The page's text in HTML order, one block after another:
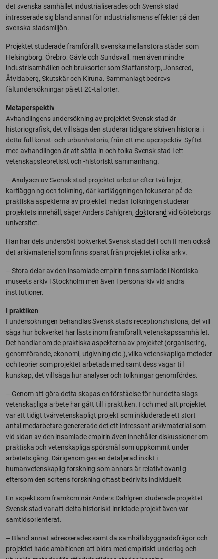
det svenska samhället industrialiserades och Svensk stad
intresserade sig bland annat för industrialismens effekter på den
svenska stadsmiljön.
Projektet studerade framförallt svenska mellanstora städer som
Helsingborg, Örebro, Gävle och Sundsvall, men även mindre
industrisamhällen och bruksorter som Staffanstorp, Jonsered,
Åtvidaberg, Skutskär och Kiruna. Sammanlagt bedrevs
fältundersökningar på ett 20-tal orter.
Metaperspektiv
Avhandlingens undersökning av projektet Svensk stad är
historiografisk, det vill säga den studerar tidigare skriven historia, i
detta fall konst- och urbanhistoria, från ett metaperspektiv. Syftet
med avhandlingen är att sätta in och tolka Svensk stad i ett
vetenskapsteoretiskt och -historiskt sammanhang.
– Analysen av Svensk stad-projektet arbetar efter två linjer;
kartläggning och tolkning, där kartläggningen fokuserar på de
praktiska aspekterna av projektet medan tolkningen studerar
projektets innehåll, säger Anders Dahlgren, doktorand vid Göteborgs
universitet.
Han har dels undersökt bokverket Svensk stad del I och II men också
det arkivmaterial som finns sparat från projektet i olika arkiv.
– Stora delar av den insamlade empirin finns samlade i Nordiska
museets arkiv i Stockholm men även i personarkiv vid andra
institutioner.
I praktiken
I undersökningen behandlas Svensk stads receptionshistoria, det vill
säga hur bokverket har lästs inom framförallt vetenskapssamhället.
Det handlar om de praktiska aspekterna av projektet (organisering,
genomförande, ekonomi, utgivning etc.), vilka vetenskapliga metoder
och teorier som projektet arbetade med samt dess vägar till
kunskap, det vill säga hur analyser och tolkningar genomfördes.
– Genom att göra detta skapas en förståelse för hur detta slags
vetenskapliga arbete har gått till i praktiken. I och med att projektet
var ett tidigt tvärvetenskapligt projekt som inkluderade ett stort
antal medarbetare genererade det ett intressant arkivmaterial som
vid sidan av den insamlade empirin även innehåller diskussioner om
praktiska och vetenskapliga spörsmål som uppkommit under
arbetets gång. Därigenom ges en detaljerad insikt i
humanvetenskaplig forskning som annars är relativt ovanlig
eftersom den sortens forskning oftast bedrivits individuellt.
En aspekt som framkom när Anders Dahlgren studerade projektet
Svensk stad var att detta historiskt inriktade projekt även var
samtidsorienterat.
– Bland annat adresserades samtida samhällsbyggnadsfrågor och
projektet hade ambitionen att bidra med empiriskt underlag och